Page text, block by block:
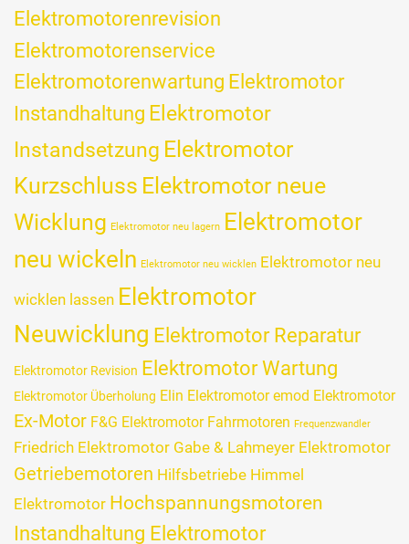
Elektromotorenrevision
Elektromotorenservice
Elektromotorenwartung Elektromotor
Instandhaltung Elektromotor
Instandsetzung Elektromotor
Kurzschluss Elektromotor neue
Wicklung Elektromotor neu lagern Elektromotor
neu wickeln Elektromotor neu wicklen Elektromotor neu
wicklen lassen Elektromotor
Neuwicklung Elektromotor Reparatur
Elektromotor Revision Elektromotor Wartung
Elektromotor Überholung Elin Elektromotor emod Elektromotor
Ex-Motor F&G Elektromotor Fahrmotoren Frequenzwandler
Friedrich Elektromotor Gabe & Lahmeyer Elektromotor
Getriebemotoren Hilfsbetriebe Himmel
Elektromotor Hochspannungsmotoren
Instandhaltung Elektromotor